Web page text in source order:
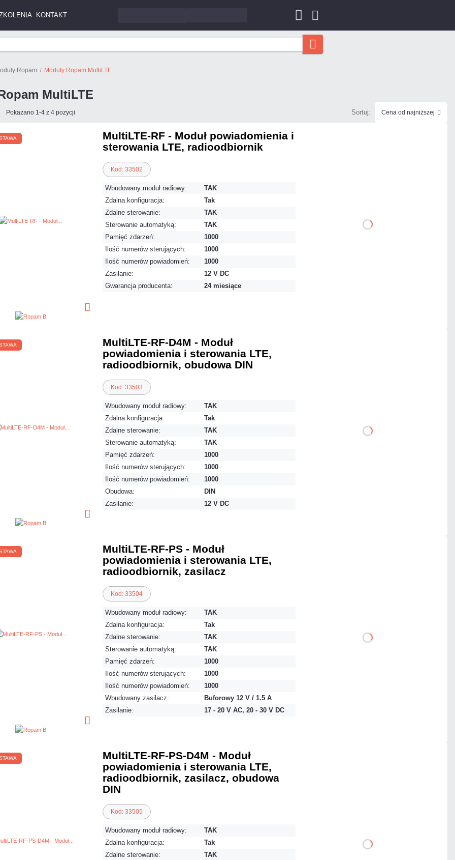
KONTAKT
Ropam Moduły Ropam MultiLTE
MultiLTE
Pokazano 1-4 z 4 pozycji Sortuj: Cena od najniższej
MultiLTE-RF - Moduł powiadomienia i
sterowania LTE, radioodbiornik
Kod: 33502
Wbudowany moduł radiowy:
TAK
Zdalna konfiguracja:
Tak
Zdalne sterowanie:
TAK
Sterowanie automatyką:
TAK
Pamięć zdarzeń:
1000
Ilość numerów sterujących:
1000
Ilość numerów powiadomień:
1000
Zasilanie:
12 V DC
Gwarancja producenta:
24 miesiące
DO KOSZYKA
MultiLTE-RF-D4M - Moduł
powiadomienia i sterowania LTE,
radioodbiornik, obudowa DIN
Kod: 33503
Wbudowany moduł radiowy:
TAK
Zdalna konfiguracja:
Tak
Zdalne sterowanie:
TAK
Sterowanie automatyką:
TAK
Pamięć zdarzeń:
1000
Ilość numerów sterujących:
1000
Ilość numerów powiadomień:
1000
Obudowa:
DIN
Zasilanie:
12 V DC
DO KOSZYKA
MultiLTE-RF-PS - Moduł
powiadomienia i sterowania LTE,
radioodbiornik, zasilacz
Kod: 33504
Wbudowany moduł radiowy:
TAK
Zdalna konfiguracja:
Tak
Zdalne sterowanie:
TAK
Sterowanie automatyką:
TAK
Pamięć zdarzeń:
1000
Ilość numerów sterujących:
1000
Ilość numerów powiadomień:
1000
Wbudowany zasilacz:
Buforowy 12 V / 1.5 A
Zasilanie:
17 - 20 V AC, 20 - 30 V DC
DO KOSZYKA
MultiLTE-RF-PS-D4M - Moduł
powiadomienia i sterowania LTE,
radioodbiornik, zasilacz, obudowa
DIN
Kod: 33505
Wbudowany moduł radiowy:
TAK
Zdalna konfiguracja:
Tak
Zdalne sterowanie:
TAK
DO KOSZYKA